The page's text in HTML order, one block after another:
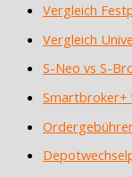
Vergleich
Vergleich
S-Neo vs S-
Smartbroker+